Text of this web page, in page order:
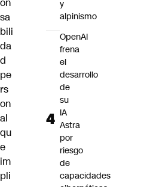
sa
bili
da
d
pe
rs
on
al
qu
e
im
pli
y
alpinismo
OpenAI
frena
el
desarrollo
de
su
IA
Astra
por
riesgo
de
capacidades